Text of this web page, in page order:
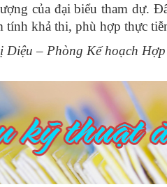
của đại biểu tham dự.
tính khả thi, phù hợp thực
Diệu – Phòng Kế hoạch